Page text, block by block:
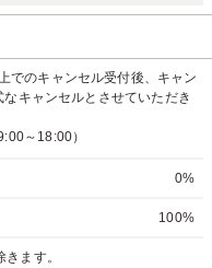
でのキャンセル受付後、キャン
キャンセルとさせていただき
～18:00）
0%
100%
ます。